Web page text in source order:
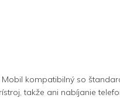
kompatibilný so
takže ani nabíjanie